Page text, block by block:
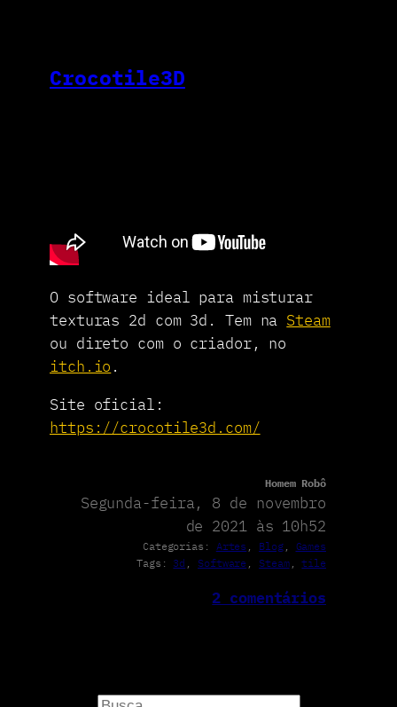
Crocotile3D
O software ideal para misturar
texturas 2d com 3d. Tem na Steam
ou direto com o criador, no
itch.io .
Site oficial:
https://crocotile3d.com/
Homem Robô
Segunda-feira, 8 de novembro
de 2021 às 10h52
Categorias: Artes , Blog, Games
Tags: 3d , Software , Steam, tile
2 comentários